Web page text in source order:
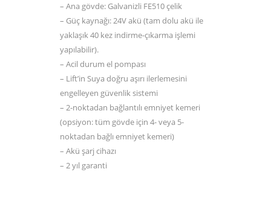
– Ana gövde: Galvanizli FE510 çelik
– Güç kaynağı: 24V akü (tam dolu akü ile
yaklaşık 40 kez indirme-çıkarma işlemi
yapılabilir).
– Acil durum el pompası
– Lift’in Suya doğru aşırı ilerlemesini
engelleyen güvenlik sistemi
– 2-noktadan bağlantılı emniyet kemeri
(opsiyon: tüm gövde için 4- veya 5-
noktadan bağlı emniyet kemeri)
– Akü şarj cihazı
– 2 yıl garanti